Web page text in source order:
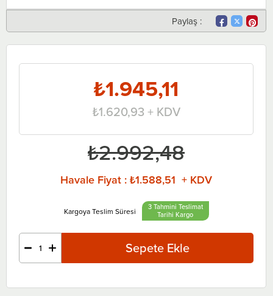
Paylaş :
₺2.992,48
₺1.945,11
₺1.620,93 + KDV
Havale Fiyat : ₺1.588,51 + KDV
3 Tahmini Teslimat
Tarihi